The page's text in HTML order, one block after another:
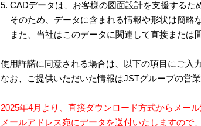
5. CADデータは、お客様の図面設計を支援するた
そのため、データに含まれる情報や形状は簡略
また、当社はこのデータに関連して直接または
使用許諾に同意される場合は、以下の項目にご入
なお、ご提供いただいた情報はJSTグループの営
2025年4月より、直接ダウンロード方式からメー
メールアドレス宛にデータを送付いたしますので